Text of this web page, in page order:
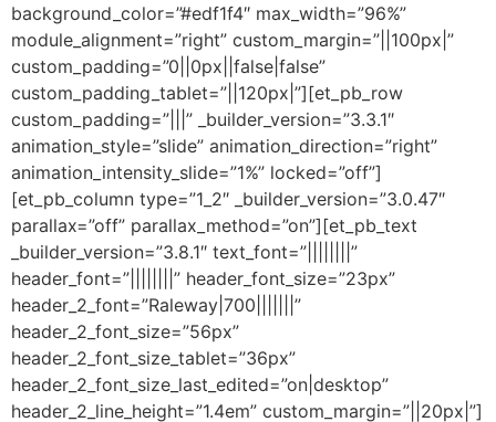
background_color=”#edf1f4″ max_width=”96%”
module_alignment=”right” custom_margin=”||100px|”
custom_padding=”0||0px||false|false”
custom_padding_tablet=”||120px|”][et_pb_row
custom_padding=”|||” _builder_version=”3.3.1″
animation_style=”slide” animation_direction=”right”
animation_intensity_slide=”1%” locked=”off”]
[et_pb_column type=”1_2″ _builder_version=”3.0.47″
parallax=”off” parallax_method=”on”][et_pb_text
_builder_version=”3.8.1″ text_font=”||||||||”
header_font=”||||||||” header_font_size=”23px”
header_2_font=”Raleway|700|||||||”
header_2_font_size=”56px”
header_2_font_size_tablet=”36px”
header_2_font_size_last_edited=”on|desktop”
header_2_line_height=”1.4em” custom_margin=”||20px|”]